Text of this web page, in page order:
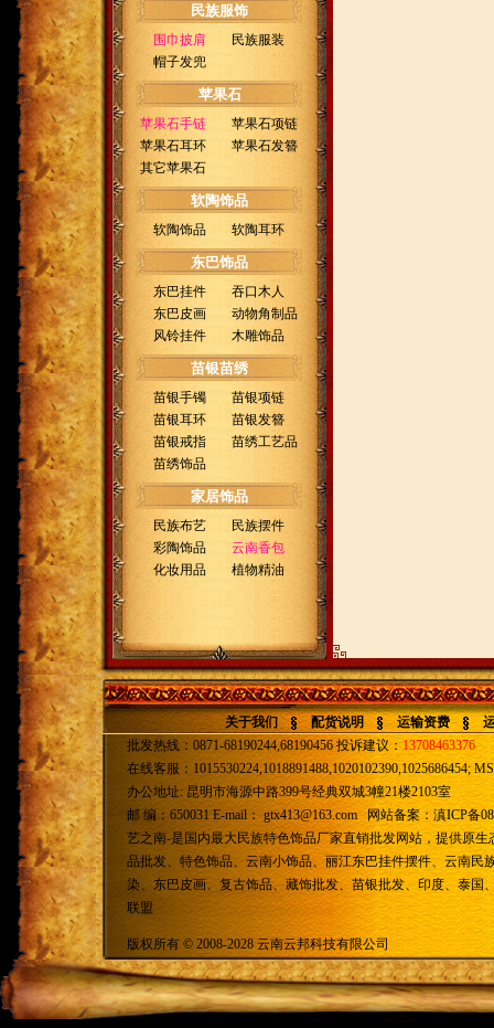
民族服饰
围巾披肩
民族服装
帽子发兜
苹果石
苹果石手链
苹果石项链
苹果石耳环
苹果石发簪
其它苹果石
软陶饰品
软陶饰品 软陶耳环
东巴饰品
东巴挂件
吞口木人
东巴皮画
动物角制品
风铃挂件
木雕饰品
苗银苗绣
苗银手镯
苗银项链
苗银耳环
苗银发簪
苗银戒指
苗绣工艺品
苗绣饰品
家居饰品
民族布艺
民族摆件
彩陶饰品
云南香包
化妆用品
植物精油
关于我们 配货说明 运输资费
批发热线：0871-68190244,68190456 投诉建议：13708463376
在线客服：1015530224,1018891488,1020102390,1025686454;
办公地址: 昆明市海源中路399号经典双城3幢21楼2103室
邮 编：650031 E-mail： gtx413@163.com 网站备案： 滇ICP备
艺之南-是国内最大民族特色饰品厂家直销批发网站，提供原
品批发、特色饰品、云南小饰品、丽江东巴挂件摆件、云南民
染、东巴皮画、复古饰品、藏饰批发、苗银批发、印度、泰
联盟
版权所有 © 2008-2028 云南云邦科技有限公司